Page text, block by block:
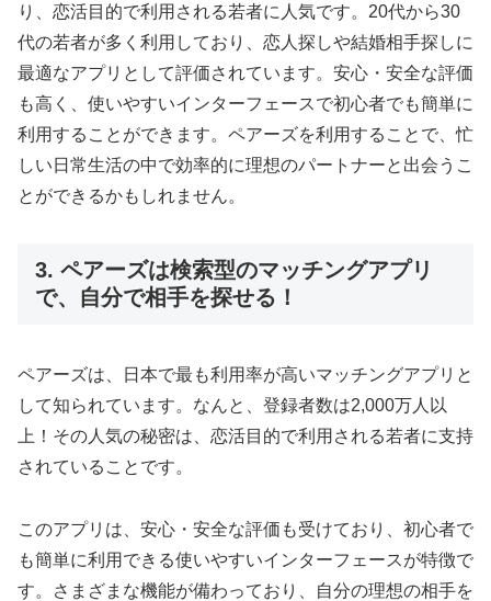
り、恋活目的で利用される若者に人気です。20代から30
代の若者が多く利用しており、恋人探しや結婚相手探しに
最適なアプリとして評価されています。安心・安全な評価
も高く、使いやすいインターフェースで初心者でも簡単に
利用することができます。ペアーズを利用することで、忙
しい日常生活の中で効率的に理想のパートナーと出会うこ
とができるかもしれません。
3. ペアーズは検索型のマッチングアプリ
で、自分で相手を探せる！
ペアーズは、日本で最も利用率が高いマッチングアプリと
して知られています。なんと、登録者数は2,000万人以
上！その人気の秘密は、恋活目的で利用される若者に支持
されていることです。
このアプリは、安心・安全な評価も受けており、初心者で
も簡単に利用できる使いやすいインターフェースが特徴で
す。さまざまな機能が備わっており、自分の理想の相手を